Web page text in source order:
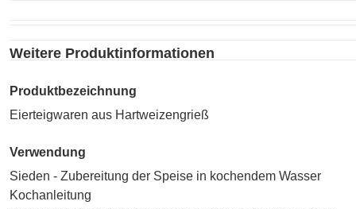
Weitere Produktinformationen
Produktbezeichnung
Eierteigwaren aus Hartweizengrieß
Verwendung
Sieden - Zubereitung der Speise in kochendem Wasser
Kochanleitung